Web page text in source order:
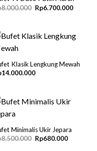
8.000.000 Original
price
Rp6.700.000Current
Klasik Lengkung Mewah
14.000.000
Minimalis Ukir Jepara
8.500.000 Original
price
Rp680.000Current